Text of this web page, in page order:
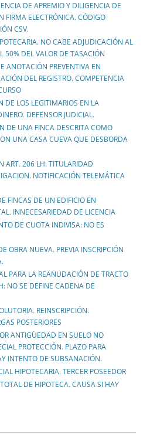
DE APREMIO Y DILIGENCIA DE
FIRMA ELECTRÓNICA. CÓDIGO
CSV.
NO CABE ADJUDICACIÓN AL
50% DEL VALOR DE TASACIÓN
ANOTACIÓN PREVENTIVA EN
DEL REGISTRO. COMPETENCIA
LOS LEGITIMARIOS EN LA
DEFENSOR JUDICIAL.
DE UNA FINCA DESCRITA COMO
UNA CASA CUEVA QUE DESBORDA
ART. 206 LH. TITULARIDAD
NOTIFICACIÓN TELEMÁTICA
FINCAS DE UN EDIFICIO EN
INNECESARIEDAD DE LICENCIA
DE CUOTA INDIVISA: NO ES
OBRA NUEVA. PREVIA INSCRIPCIÓN
PARA LA REANUDACIÓN DE TRACTO
NO SE DEFINE CADENA DE
REINSCRIPCIÓN.
POSTERIORES
ANTIGÜEDAD EN SUELO NO
PROTECCIÓN. PLAZO PARA
INTENTO DE SUBSANACIÓN.
HIPOTECARIA. TERCER POSEEDOR
DE HIPOTECA. CAUSA SI HAY